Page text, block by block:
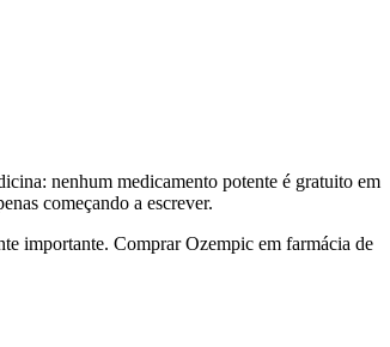
nenhum medicamento potente é gratuito em
começando a escrever.
importante. Comprar Ozempic em farmácia de